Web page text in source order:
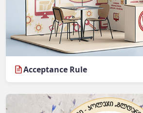
Acceptance Rule